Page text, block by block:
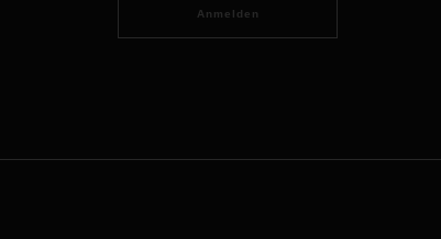
Anmelden